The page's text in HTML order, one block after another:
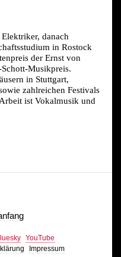
danach
in Rostock
der Ernst von
Musikpreis.
in Stuttgart,
zahlreichen Festivals
ist Vokalmusik und
YouTube
Impressum